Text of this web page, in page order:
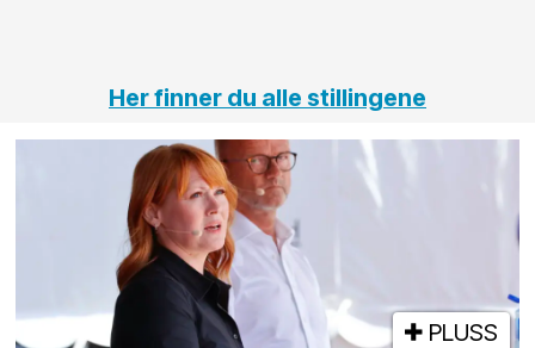
Her finner du alle stillingene
PLUSS